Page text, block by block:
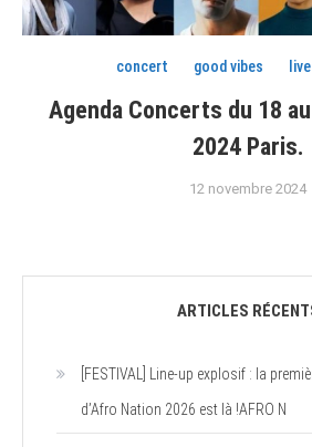
concert good vibes live
Agenda Concerts du 18
2024 Paris.
12 novembre 2024
ARTICLES
[FESTIVAL] Line-up explosif : la
d’Afro Nation 2026 est là !AFRO N